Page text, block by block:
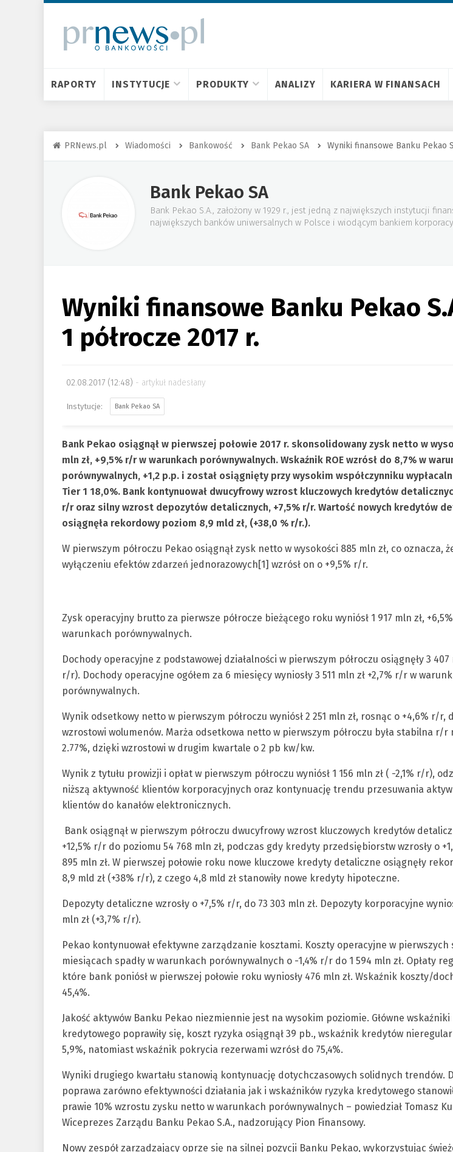
RAPORTY INSTYTUCJE PRODUKTY ANALIZY KARIERA W FINANSACH
PRNews.pl Wiadomości Bankowość Bank Pekao SA Wyniki finansowe Banku Pekao
Bank Pekao SA
Bank Pekao S.A., założony w 1929 r., jest jedną z największych instytucji
największych banków uniwersalnych w Polsce i wiodącym bankiem
Wyniki finansowe Banku Pekao
1 półrocze 2017 r.
02.08.2017 (12:48) artykuł nadesłany
Bank Pekao SA
Bank Pekao osiągnął w pierwszej połowie 2017 r. skonsolidowany zysk netto w
mln zł, +9,5% r/r w warunkach porównywalnych. Wskaźnik ROE wzrósł do 8,7% w
porównywalnych, +1,2 p.p. i został osiągnięty przy wysokim współczynniku
Tier 1 18,0%. Bank kontynuował dwucyfrowy wzrost kluczowych kredytów
r/r oraz silny wzrost depozytów detalicznych, +7,5% r/r. Wartość nowych kredytów
osiągnęła rekordowy poziom 8,9 mld zł, (+38,0 % r/r.).
W pierwszym półroczu Pekao osiągnął zysk netto w wysokości 885 mln zł, co oznacza,
wyłączeniu efektów zdarzeń jednorazowych[1] wzrósł on o +9,5% r/r.
Zysk operacyjny brutto za pierwsze półrocze bieżącego roku wyniósł 1 917 mln zł,
warunkach porównywalnych.
Dochody operacyjne z podstawowej działalności w pierwszym półroczu osiągnęły 3 407
r/r). Dochody operacyjne ogółem za 6 miesięcy wyniosły 3 511 mln zł +2,7% r/r w
porównywalnych.
Wynik odsetkowy netto w pierwszym półroczu wyniósł 2 251 mln zł, rosnąc o +4,6% r/r,
wzrostowi wolumenów. Marża odsetkowa netto w pierwszym półroczu była stabilna r/r
2.77%, dzięki wzrostowi w drugim kwartale o 2 pb kw/kw.
Wynik z tytułu prowizji i opłat w pierwszym półroczu wyniósł 1 156 mln zł ( -2,1% r/r),
niższą aktywność klientów korporacyjnych oraz kontynuację trendu przesuwania
klientów do kanałów elektronicznych.
Bank osiągnął w pierwszym półroczu dwucyfrowy wzrost kluczowych kredytów
+12,5% r/r do poziomu 54 768 mln zł, podczas gdy kredyty przedsiębiorstw wzrosły o
895 mln zł. W pierwszej połowie roku nowe kluczowe kredyty detaliczne osiągnęły
8,9 mld zł (+38% r/r), z czego 4,8 mld zł stanowiły nowe kredyty hipoteczne.
Depozyty detaliczne wzrosły o +7,5% r/r, do 73 303 mln zł. Depozyty korporacyjne
mln zł (+3,7% r/r).
Pekao kontynuował efektywne zarządzanie kosztami. Koszty operacyjne w pierwszych
miesiącach spadły w warunkach porównywalnych o -1,4% r/r do 1 594 mln zł. Opłaty
które bank poniósł w pierwszej połowie roku wyniosły 476 mln zł. Wskaźnik koszty/
45,4%.
Jakość aktywów Banku Pekao niezmiennie jest na wysokim poziomie. Główne wskaźniki
kredytowego poprawiły się, koszt ryzyka osiągnął 39 pb., wskaźnik kredytów
5,9%, natomiast wskaźnik pokrycia rezerwami wzrósł do 75,4%.
Wyniki drugiego kwartału stanowią kontynuację dotychczasowych solidnych trendów.
poprawa zarówno efektywności działania jak i wskaźników ryzyka kredytowego
prawie 10% wzrostu zysku netto w warunkach porównywalnych – powiedział Tomasz
Wiceprezes Zarządu Banku Pekao S.A., nadzorujący Pion Finansowy.
Nowy zespół zarządzający oprze się na silnej pozycji Banku Pekao, wykorzystując